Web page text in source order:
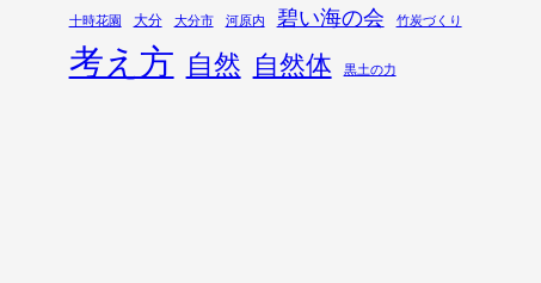
十時花園 大分 大分市 河原内 碧い海の会 竹炭づくり
考え方 自然 自然体 黒土の力